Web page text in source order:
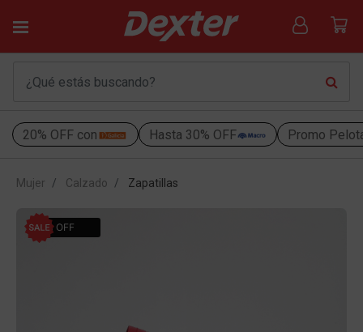
20% OFF con Hasta 30% OFF Promo
Mujer Calzado Zapatillas
40% OFF